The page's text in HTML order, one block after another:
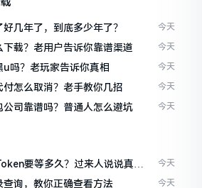
几年了，到底多少年了？ 今天
载？老用户告诉你靠谱渠道 今天
吗？老玩家告诉你真相 今天
怎么取消？老手教你几招 今天
司靠谱吗？普通人怎么避坑 今天
要等多久？过来人说说真实
今天
询，教你正确查看方法 今天